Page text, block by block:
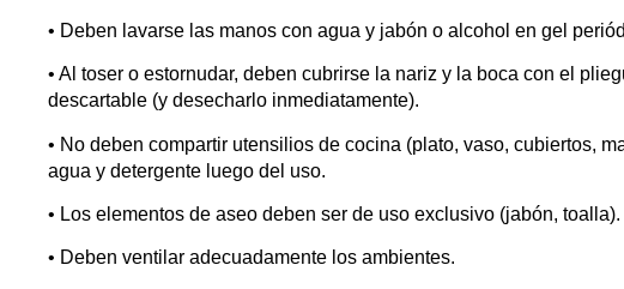
• Deben lavarse las manos con agua y jabón o alcohol en gel
• Al toser o estornudar, deben cubrirse la nariz y la boca con el
descartable (y desecharlo inmediatamente).
• No deben compartir utensilios de cocina (plato, vaso, cubiertos,
agua y detergente luego del uso.
• Los elementos de aseo deben ser de uso exclusivo (jabón,
• Deben ventilar adecuadamente los ambientes.